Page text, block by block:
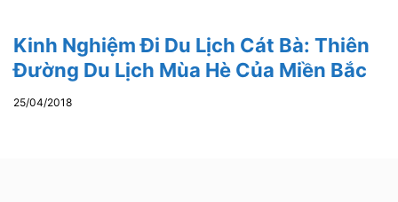
Kinh Nghiệm Đi Du Lịch Cát Bà: Thiên
Đường Du Lịch Mùa Hè Của Miền Bắc
25/04/2018